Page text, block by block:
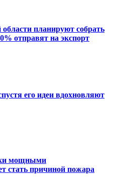
планируют собрать
отправят на экспорт
его идеи вдохновляют
мощными
стать причиной пожара